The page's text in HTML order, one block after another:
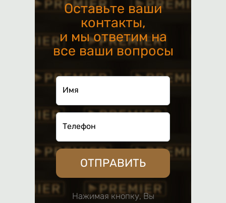
Оставьте ваши
контакты,
и мы ответим на
все ваши вопросы
Имя
Телефон
ОТПРАВИТЬ
Нажимая кнопку, Вы